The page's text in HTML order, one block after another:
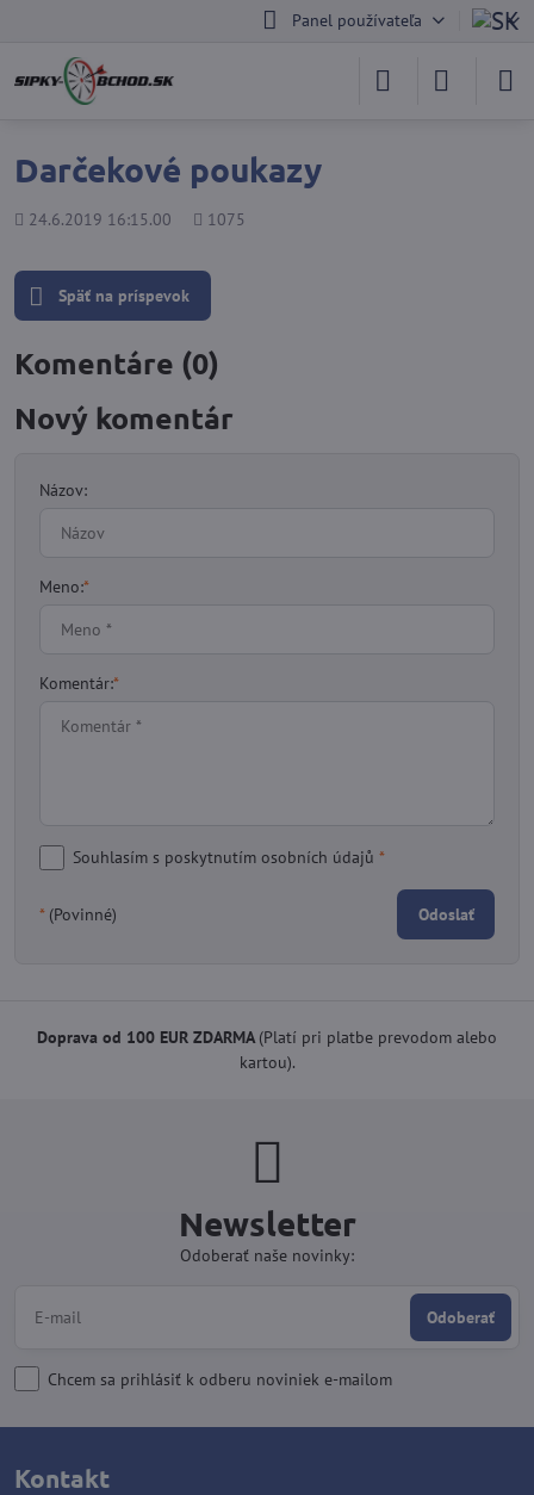
Panel používateľa
Darčekové poukazy
Pridané
24.6.2019 16:15.00
Počet
1075
Späť na príspevok
Komentáre (0)
Nový komentár
Názov:
Meno:*
Komentár:*
Souhlasím s poskytnutím osobních údajů *
*(Povinné) Odoslať
Doprava od 100 EUR ZDARMA(Platí pri platbe prevodom alebo
kartou).
Newsletter
Odoberať naše novinky:
Odoberať
Chcem sa prihlásiť k odberu noviniek e-mailom
Kontakt